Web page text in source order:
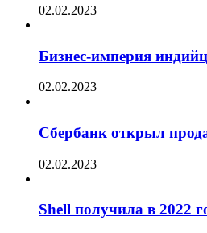
02.02.2023
Бизнес-империя
02.02.2023
Сбербанк открыл
02.02.2023
Shell получила в 2022